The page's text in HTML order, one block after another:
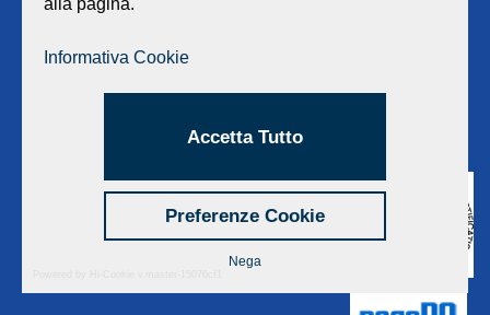
E-mail:
alla pagina.
Informativa Cookie
Accetta Tutto
Preferenze Cookie
Nega